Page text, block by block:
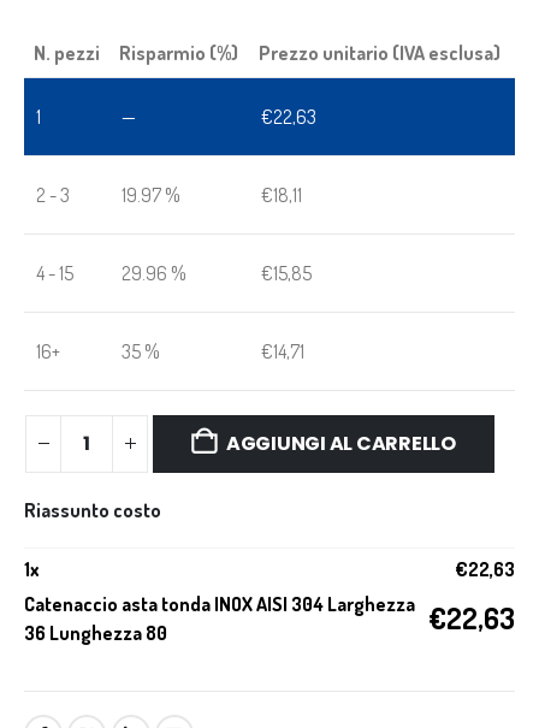
N. pezzi Risparmio (%) Prezzo unitario (IVA esclusa)
1 — €22,63
2 - 3 19.97 % €18,11
4 - 15 29.96 % €15,85
16+ 35 % €14,71
AGGIUNGI AL CARRELLO
Riassunto costo
1x €22,63
Catenaccio asta tonda INOX AISI 304 Larghezza
36 Lunghezza 80
€22,63